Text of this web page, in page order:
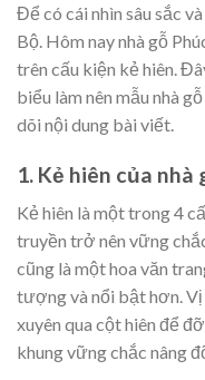
Để có cái nhìn sâu sắc
Bộ. Hôm nay nhà gỗ
trên cấu kiện kẻ hiên.
biểu làm nên mẫu nhà
dõi nội dung bài viết.
1. Kẻ hiên của
Kẻ hiên là một trong 4
truyền trở nên vững
cũng là một hoa văn
tượng và nổi bật hơn.
xuyên qua cột hiên để
khung vững chắc nâng